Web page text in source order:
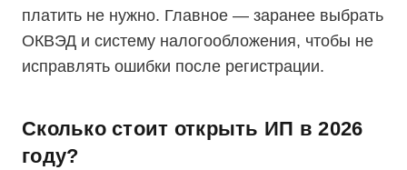
платить не нужно. Главное — заранее выбрать
ОКВЭД и систему налогообложения, чтобы не
исправлять ошибки после регистрации.
Сколько стоит открыть ИП в 2026
году?